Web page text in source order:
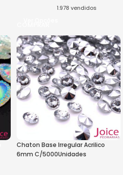
1.978 vendidos
Chaton Base Irregular Acrilico
6mm C/5000Unidades